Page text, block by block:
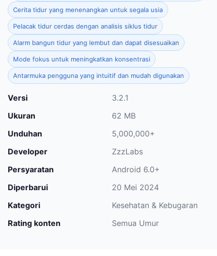
Cerita tidur yang menenangkan untuk segala usia
Pelacak tidur cerdas dengan analisis siklus tidur
Alarm bangun tidur yang lembut dan dapat disesuaikan
Mode fokus untuk meningkatkan konsentrasi
Antarmuka pengguna yang intuitif dan mudah digunakan
Versi
3.2.1
Ukuran
62 MB
Unduhan
5,000,000+
Developer
ZzzLabs
Persyaratan
Android 6.0+
Diperbarui
20 Mei 2024
Kategori
Kesehatan & Kebugaran
Rating konten
Semua Umur